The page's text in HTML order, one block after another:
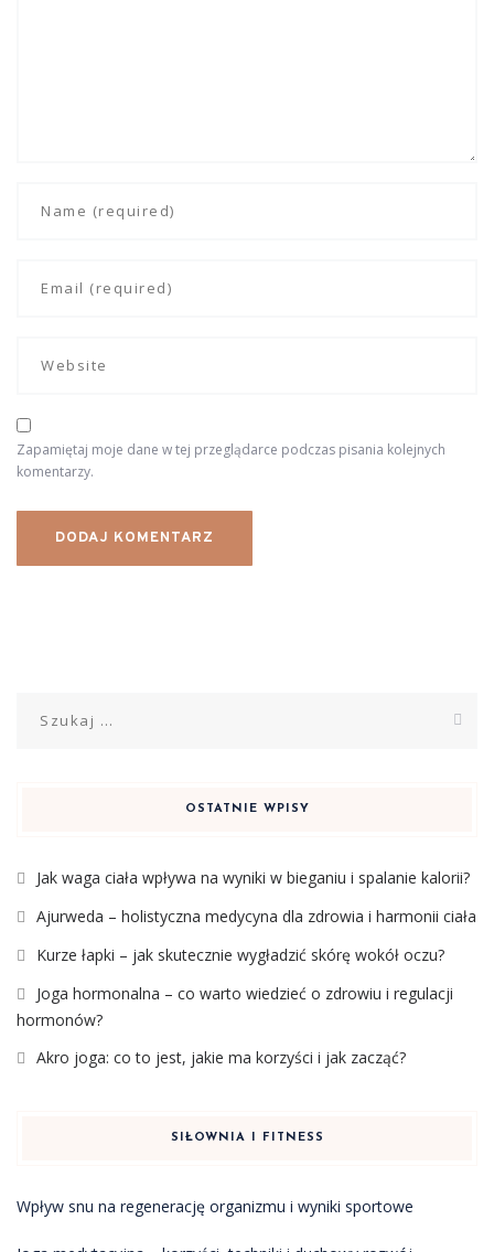
Zapamiętaj moje dane w tej przeglądarce podczas pisania kolejnych
komentarzy.
OSTATNIE WPISY
Jak waga ciała wpływa na wyniki w bieganiu i spalanie kalorii?
Ajurweda – holistyczna medycyna dla zdrowia i harmonii ciała
Kurze łapki – jak skutecznie wygładzić skórę wokół oczu?
Joga hormonalna – co warto wiedzieć o zdrowiu i regulacji
hormonów?
Akro joga: co to jest, jakie ma korzyści i jak zacząć?
SIŁOWNIA I FITNESS
Wpływ snu na regenerację organizmu i wyniki sportowe